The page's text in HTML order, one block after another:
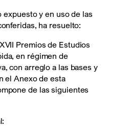
expuesto y en uso de las
ha resuelto:
Premios de Estudios
en régimen de
con arreglo a las bases y
el Anexo de esta
de las siguientes